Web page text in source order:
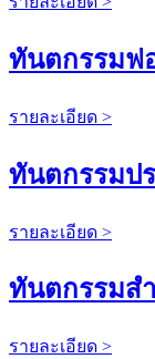
ทันตกรรมฟ
รายละเอียด >
ทันตกรรมป
รายละเอียด >
ทันตกรรมส
รายละเอียด >